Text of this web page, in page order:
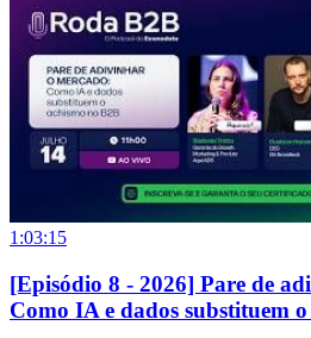
1:03:15
[Episódio 8 - 2026] Pare de
Como IA e dados substituem